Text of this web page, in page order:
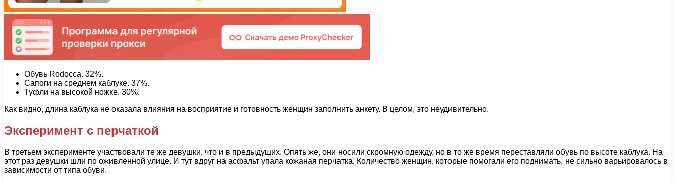
Обувь Rodocca. 32%.
Сапоги на среднем каблуке. 37%.
Туфли на высокой ножке. 30%.
Как видно, длина каблука не оказала влияния на восприятие и готовность женщин заполнить анкету. В целом, это неудивительно.
Эксперимент с перчаткой
В третьем эксперименте участвовали те же девушки, что и в предыдущих. Опять же, они носили скромную одежду, но в то же время переставляли обувь по высоте каблука. На
этот раз девушки шли по оживленной улице. И тут вдруг на асфальт упала кожаная перчатка. Количество женщин, которые помогали его поднимать, не сильно варьировалось в
зависимости от типа обуви.